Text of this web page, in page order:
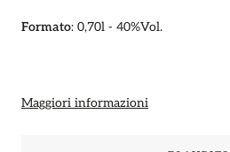
Formato: 0,70l - 40%Vol.
Maggiori informazioni